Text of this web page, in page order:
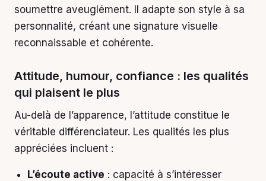
soumettre aveuglément. Il adapte son style à sa
personnalité, créant une signature visuelle
reconnaissable et cohérente.
Attitude, humour, confiance : les qualités
qui plaisent le plus
Au-delà de l’apparence, l’attitude constitue le
véritable différenciateur. Les qualités les plus
appréciées incluent :
L’écoute active : capacité à s’intéresser